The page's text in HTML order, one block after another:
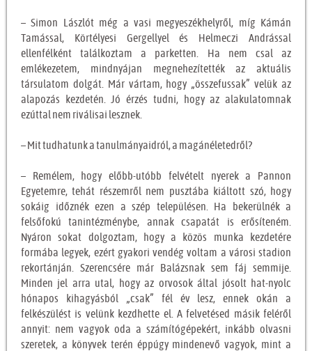
– Simon Lászlót még a vasi megyeszékhelyről, míg Kámán
Tamással, Körtélyesi Gergellyel és Helmeczi Andrással
ellenfélként találkoztam a parketten. Ha nem csal az
emlékezetem, mindnyájan megnehezítették az aktuális
társulatom dolgát. Már vártam, hogy „összefussak” velük az
alapozás kezdetén. Jó érzés tudni, hogy az alakulatomnak
ezúttal nem riválisai lesznek.
– Mit tudhatunk a tanulmányaidról, a magánéletedről?
– Remélem, hogy előbb-utóbb felvételt nyerek a Pannon
Egyetemre, tehát részemről nem pusztába kiáltott szó, hogy
sokáig időznék ezen a szép településen. Ha bekerülnék a
felsőfokú tanintézménybe, annak csapatát is erősíteném.
Nyáron sokat dolgoztam, hogy a közös munka kezdetére
formába legyek, ezért gyakori vendég voltam a városi stadion
rekortánján. Szerencsére már Balázsnak sem fáj semmije.
Minden jel arra utal, hogy az orvosok által jósolt hat-nyolc
hónapos kihagyásból „csak” fél év lesz, ennek okán a
felkészülést is velünk kezdhette el. A felvetésed másik feléről
annyit: nem vagyok oda a számítógépekért, inkább olvasni
szeretek, a könyvek terén éppúgy mindenevő vagyok, mint a